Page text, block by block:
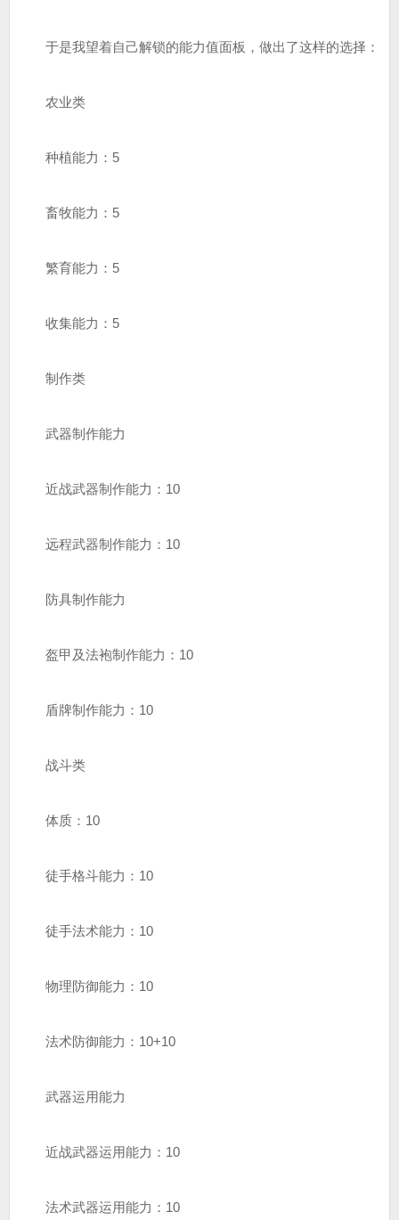
于是我望着自己解锁的能力值面板，做出了这样的选择：
农业类
种植能力：5
畜牧能力：5
繁育能力：5
收集能力：5
制作类
武器制作能力
近战武器制作能力：10
远程武器制作能力：10
防具制作能力
盔甲及法袍制作能力：10
盾牌制作能力：10
战斗类
体质：10
徒手格斗能力：10
徒手法术能力：10
物理防御能力：10
法术防御能力：10+10
武器运用能力
近战武器运用能力：10
法术武器运用能力：10